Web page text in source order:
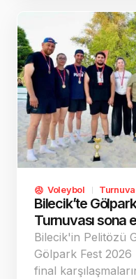
Voleybol
Bilecik’te
Turnuvası sona
Bilecik'in Pelitözü
Gölpark Fest 2026
final